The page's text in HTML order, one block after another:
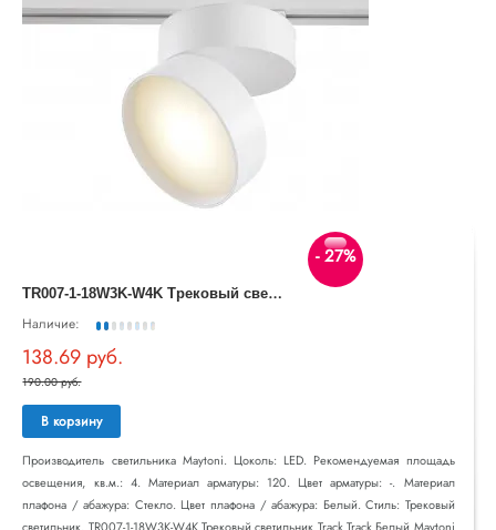
- 27%
T
R007-1-18W3K-W4K Трековый светильник Track Track Белый Maytoni
Наличие:
138.69 руб.
190.00 руб.
В корзину
Производитель светильника Maytoni. Цоколь: LED. Рекомендуемая площадь
освещения, кв.м.: 4. Материал арматуры: 120. Цвет арматуры: -. Материал
плафона / абажура: Стекло. Цвет плафона / абажура: Белый. Стиль: Трековый